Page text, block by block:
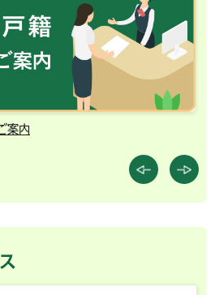
案内